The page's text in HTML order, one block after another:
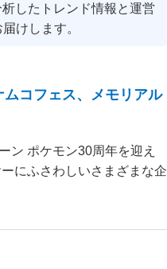
したトレンド情報と運営
けします。
コフェス、メモリアル
ン ポケモン30周年を迎え
にふさわしいさまざまな企